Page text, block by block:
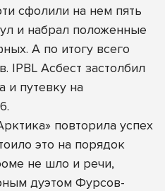
сфолили на нем пять
и набрал положенные
А по итогу всего
IPBL Асбест застолбил
и путевку на
повторила успех
это на порядок
не шло и речи,
дуэтом Фурсов-